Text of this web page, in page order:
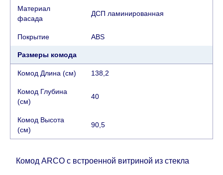
выходные, праздничные вечера и праздничные
кредитной
компании клиента.
доставкой при заказе мебели из-за границы, на
которые не может повлиять Поставщик, в этих
случаях срок доставки будет продлен еще на 30
рабочих дней и не будет считаться
прилагают все усилия, чтобы максимально
ускорить
не несет ответственности за какие-либо
Материал
фасада
ДСП ламинированная
Покрытие АВS
Размеры комода
Комод Длина (см) 138,2
Комод Глубина
(см)
40
Комод Высота
(см)
90,5
Комод ARCO с встроенной витриной из стекла